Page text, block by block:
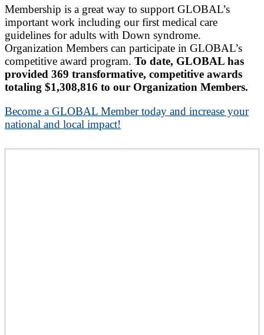
Membership is a great way to support GLOBAL’s
important work including our first medical care
guidelines for adults with Down syndrome.
Organization Members can participate in GLOBAL’s
competitive award program. To date, GLOBAL has
provided 369 transformative, competitive awards
totaling $1,308,816 to our Organization Members.
Become a GLOBAL Member today and increase your
national and local impact!